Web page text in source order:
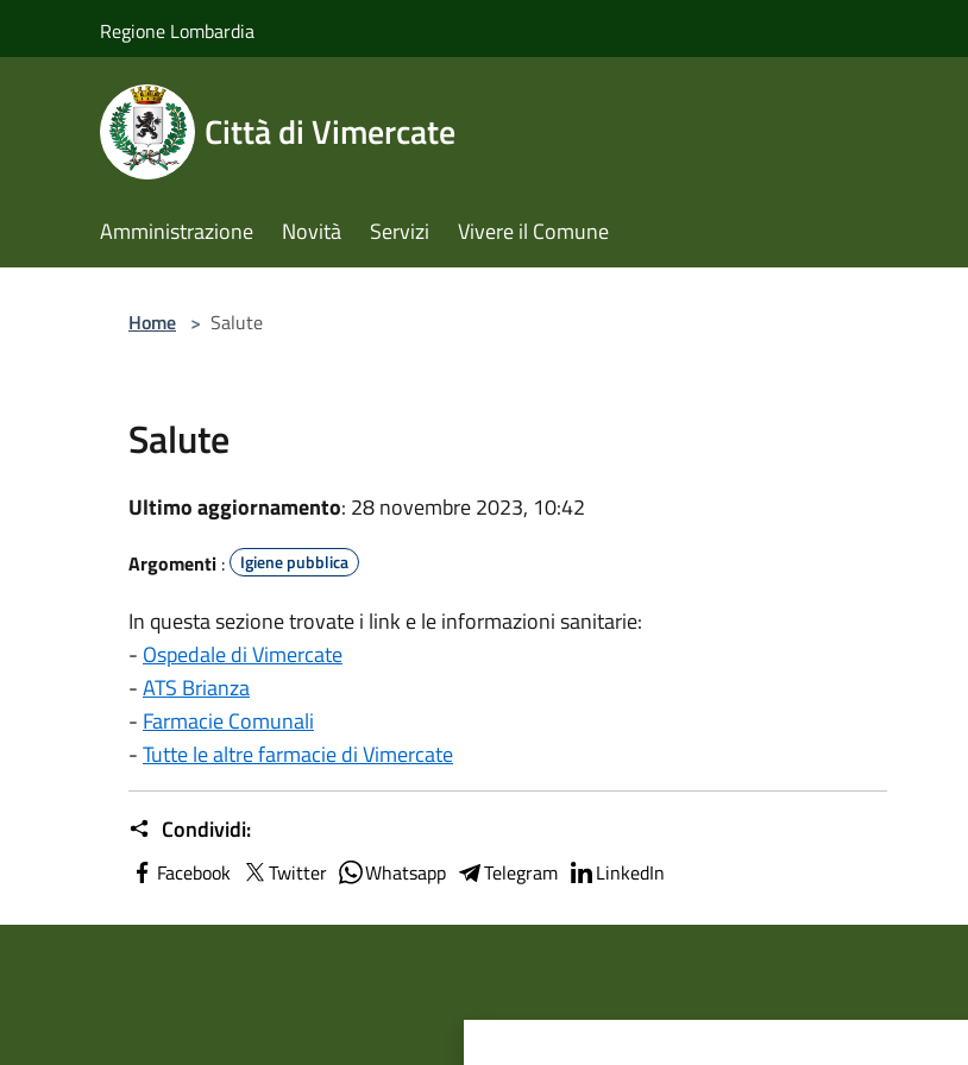
Regione Lombardia
Città di Vimercate
Amministrazione Novità Servizi Vivere il Comune
Home > Salute
Salute
Ultimo aggiornamento: 28 novembre 2023, 10:42
Argomenti : Igiene pubblica
In questa sezione trovate i link e le informazioni sanitarie:
- Ospedale di Vimercate
-ATS Brianza
- Farmacie Comunali
-Tutte le altre farmacie di Vimercate
Condividi:
Facebook Twitter Whatsapp Telegram LinkedIn